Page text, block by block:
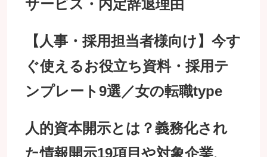
サービス・内定辞退理由
【人事・採用担当者様向け】今す
ぐ使えるお役立ち資料・採用テ
ンプレート9選／女の転職type
人的資本開示とは？義務化され
た情報開示19項目や対象企業、